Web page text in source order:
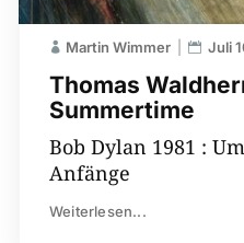
Thomas
Summertime
Martin Wimmer Juli
Bob Dylan 1981 :
Anfänge
Weiterlesen...